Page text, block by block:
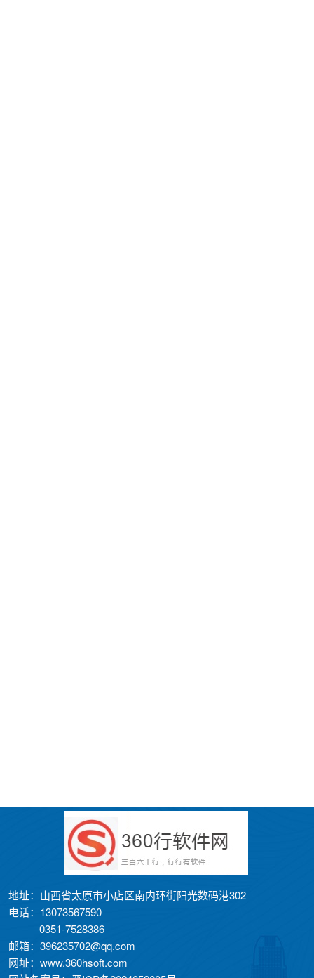
地址：山西省太原市小店区南内环街阳光数码港302
电话：13073567590
0351-7528386
邮箱：396235702@qq.com
网址：www.360hsoft.com